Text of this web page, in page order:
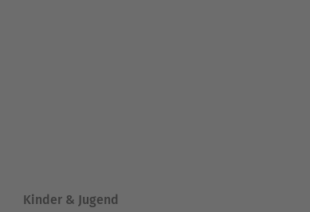
Kinder & Jugend